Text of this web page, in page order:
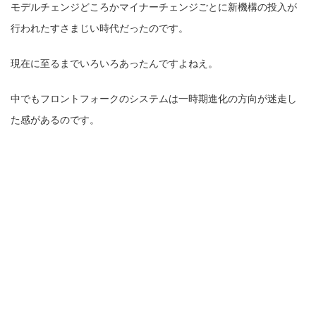
モデルチェンジどころかマイナーチェンジごとに新機構の投入が
行われたすさまじい時代だったのです。
現在に至るまでいろいろあったんですよねえ。
中でもフロントフォークのシステムは一時期進化の方向が迷走し
た感があるのです。